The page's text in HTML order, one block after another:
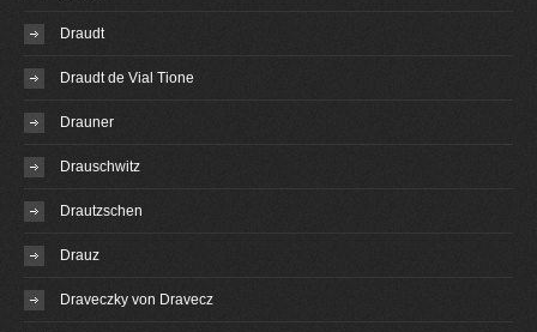
Draudt
Draudt de Vial Tione
Drauner
Drauschwitz
Drautzschen
Drauz
Draveczky von Dravecz